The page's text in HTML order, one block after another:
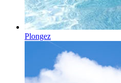
Plongez